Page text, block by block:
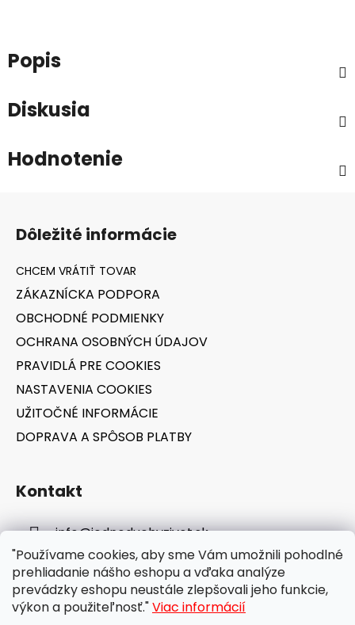
"Používame cookies, aby sme Vám umožnili pohodlné
prehliadanie nášho eshopu a vďaka analýze
prevádzky eshopu neustále zlepšovali jeho funkcie,
výkon a použiteľnosť."Viac informácií
Popis
Diskusia
Hodnotenie
Dôležité informácie
ZÁKAZNÍCKA PODPORA
OBCHODNÉ PODMIENKY
OCHRANA OSOBNÝCH ÚDAJOV
PRAVIDLÁ PRE COOKIES
NASTAVENIA COOKIES
UŽITOČNÉ INFORMÁCIE
DOPRAVA A SPÔSOB PLATBY
Kontakt
info@jednoduchyzivot.sk
E-shop: 0948 647 767